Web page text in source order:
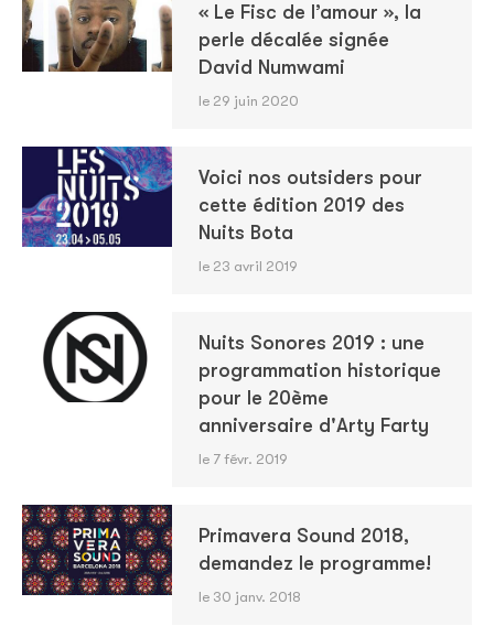
« Le Fisc de l’amour », la
perle décalée signée
David Numwami
le 29 juin 2020
Voici nos outsiders pour
cette édition 2019 des
Nuits Bota
le 23 avril 2019
Nuits Sonores 2019 : une
programmation historique
pour le 20ème
anniversaire d'Arty Farty
le 7 févr. 2019
Primavera Sound 2018,
demandez le programme!
le 30 janv. 2018